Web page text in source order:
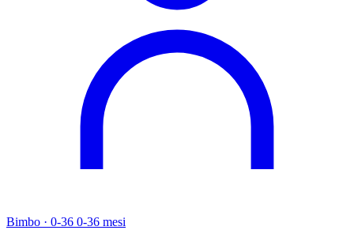
Bimbo · 0-36 0-36 mesi